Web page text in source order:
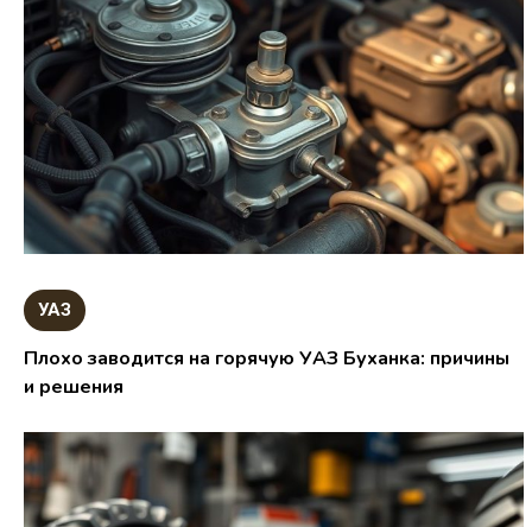
УАЗ
Плохо заводится на горячую УАЗ Буханка: причины
и решения